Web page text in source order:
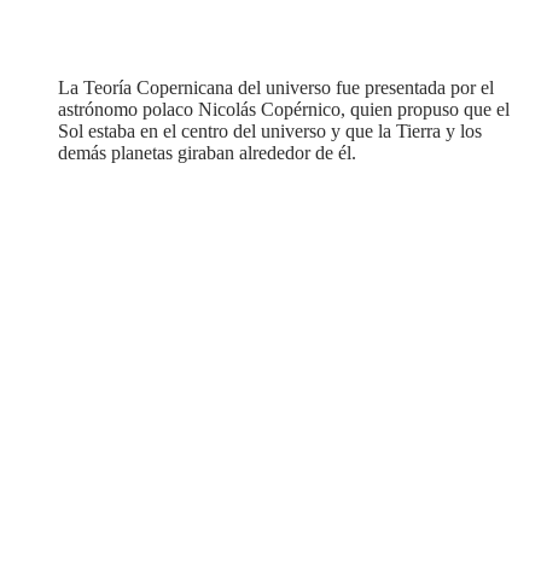
La Teoría Copernicana del universo fue presentada por el
astrónomo polaco Nicolás Copérnico, quien propuso que el
Sol estaba en el centro del universo y que la Tierra y los
demás planetas giraban alrededor de él.